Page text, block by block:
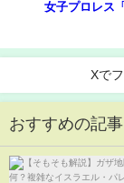
女子プロレス
Xで
おすすめの記事